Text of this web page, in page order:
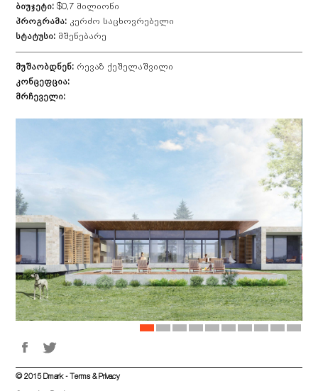
ბიუჯეტი: $0,7 მილიონი
პროგრამა: კერძო საცხოვრებელი
სტატუსი: მშენებარე
მუშაობდნენ: რევაზ ქეშელაშვილი
კონცეფცია:
მრჩეველი:
© 2015 Dmark - Terms & Privacy